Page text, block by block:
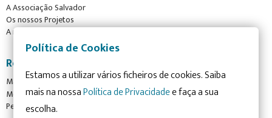
A Associação Salvador
Os nossos Projetos
A nossa Equipa
Recursos
Manual para pessoas com deficiência motora
Media Kit
Perguntas Frequentes
Política de Cookies
Estamos a utilizar vários ficheiros de cookies. Saiba
mais na nossaPolítica de Privacidadee faça a sua
escolha.